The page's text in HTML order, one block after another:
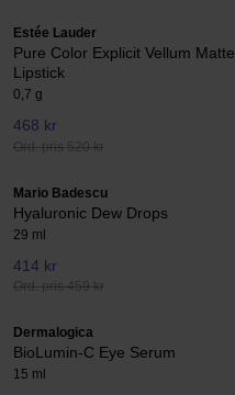
Estée Lauder
Pure Color Explicit Vellum Matte
Lipstick
0,7 g
468 kr
Ord. pris 520 kr
Mario Badescu
Hyaluronic Dew Drops
29 ml
414 kr
Ord. pris 459 kr
Dermalogica
BioLumin-C Eye Serum
15 ml